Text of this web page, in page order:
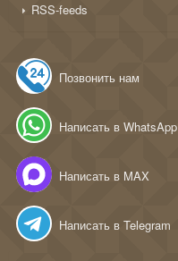
RSS-feeds
Позвонить нам
Написать в WhatsApp
Написать в MAX
Написать в Telegram